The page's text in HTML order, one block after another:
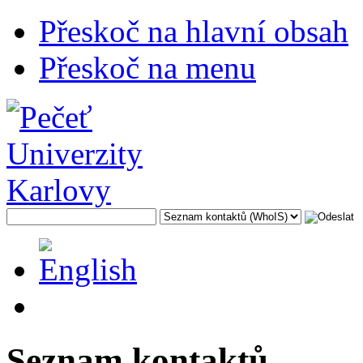
Přeskoč na hlavní obsah
Přeskoč na menu